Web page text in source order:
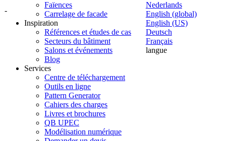
-
Nederlands
English (global)
English (US)
Deutsch
Français
langue
Faïences
Carrelage de facade
Inspiration
Références et études de cas
Secteurs du bâtiment
Salons et événements
Blog
Services
Centre de téléchargement
Outils en ligne
Pattern Generator
Cahiers des charges
Livres et brochures
QB UPEC
Modélisation numérique